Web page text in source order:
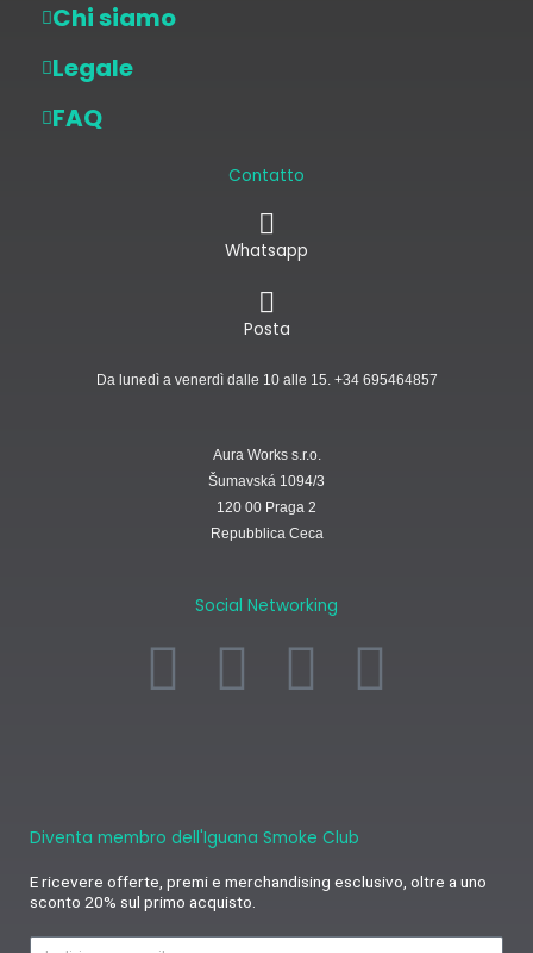
Chi siamo
Legale
FAQ
Contatto
Whatsapp
Posta
Da lunedì a venerdì dalle 10 alle 15. +34 695464857
Aura Works s.r.o.
Šumavská 1094/3
120 00 Praga 2
Repubblica Ceca
Social Networking
F
e
b
I
t
a
W
t
s
L
e
Diventa membro dell'Iguana Smoke Club
E ricevere offerte, premi e merchandising esclusivo, oltre a uno
sconto 20% sul primo acquisto.
Indirizzo